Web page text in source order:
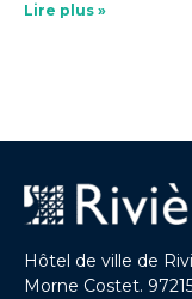
Lire plus »
Hôtel de ville de
Morne Costet.